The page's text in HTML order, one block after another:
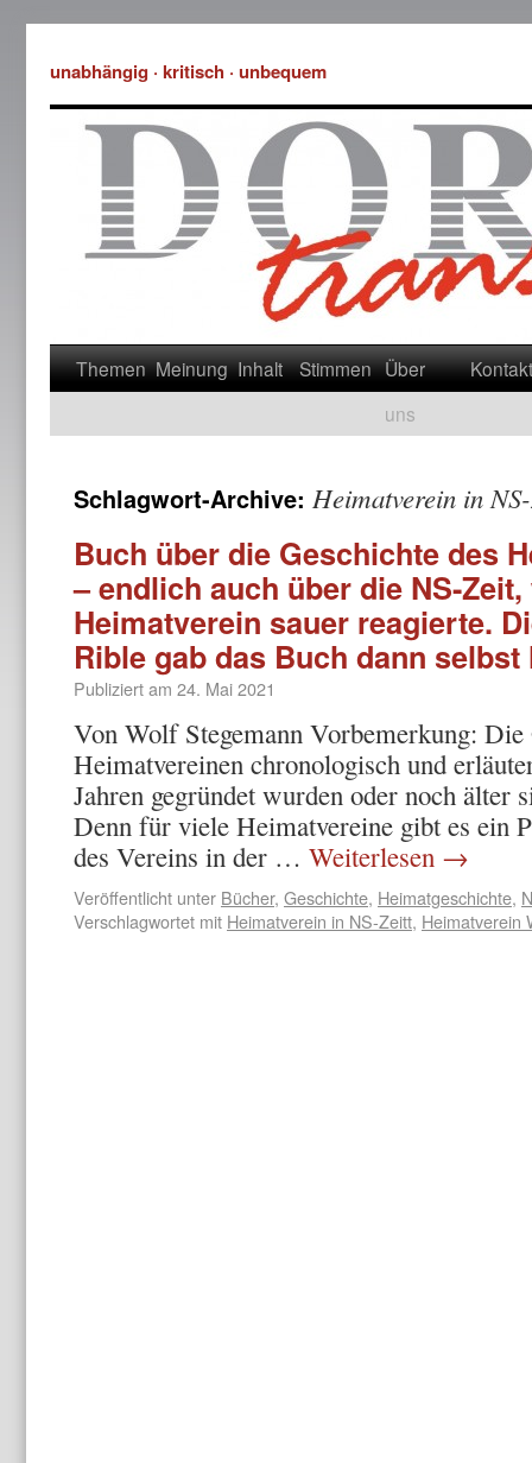
unabhängig · kritisch · unbequem
Themen Meinung Inhalt Stimmen Über
uns
Kontakt
Schlagwort-Archive: Heimatverein in
Buch über die Geschichte des
– endlich auch über die NS-
Heimatverein sauer reagierte.
Rible gab das Buch dann selbst
Publiziert am 24. Mai 2021
Von Wolf Stegemann Vorbemerkung: Die
Heimatvereinen chronologisch und
Jahren gegründet wurden oder noch
Denn für viele Heimatvereine gibt es ein
des Vereins in der … Weiterlesen →
Veröffentlicht unter Bücher, Geschichte, Heimatgeschichte,
Verschlagwortet mit Heimatverein in NS-Zeitt, Heimatverein